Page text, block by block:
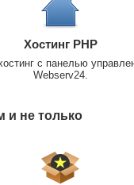
Хостинг PHP
с панелью
Webserv24.
и не только